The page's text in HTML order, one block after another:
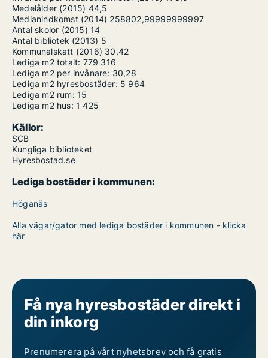
Medelålder (2015) 44,5
Medianindkomst (2014) 258802,99999999997
Antal skolor (2015) 14
Antal bibliotek (2013) 5
Kommunalskatt (2016) 30,42
Lediga m2 totalt: 779 316
Lediga m2 per invånare: 30,28
Lediga m2 hyresbostäder: 5 964
Lediga m2 rum: 15
Lediga m2 hus: 1 425
Källor:
SCB
Kungliga biblioteket
Hyresbostad.se
Lediga bostäder i kommunen:
Höganäs
Alla vägar/gator med lediga bostäder i kommunen - klicka
här
Få nya hyresbostäder direkt i
din inkorg
Prenumerera på vårt nyhetsbrev och få gratis